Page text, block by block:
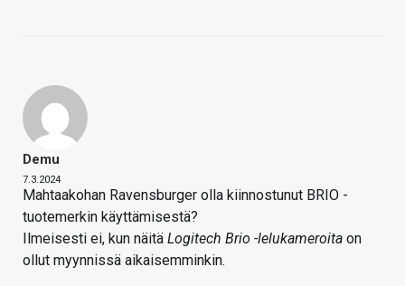
Demu
7.3.2024
Mahtaakohan Ravensburger olla kiinnostunut BRIO -
tuotemerkin käyttämisestä?
Ilmeisesti ei, kun näitä Logitech Brio -lelukameroita on
ollut myynnissä aikaisemminkin.